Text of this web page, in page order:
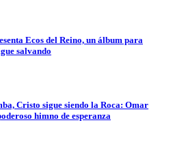
Ecos del Reino, un álbum para
salvando
Cristo sigue siendo la Roca: Omar
himno de esperanza